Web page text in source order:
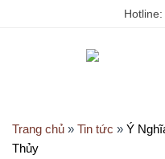
Hotline:
Trang chủ » Tin tức » Ý
Thủy